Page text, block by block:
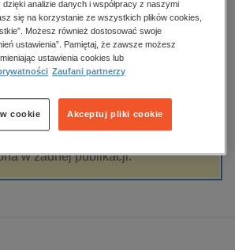
aranżacja wnętrz
gospodarka
rozrywka
technologie, informatyka
informacyjne
Filtrowanie
w żadnej publikacji.
analizie danych i współpracy z naszymi
się na korzystanie ze wszystkich plików cookies,
Możesz również dostosować swoje
ustawienia”. Pamiętaj, że zawsze możesz
ustawienia cookies lub
Zaufani partnerzy
Akceptuj pliki cookie
cookie